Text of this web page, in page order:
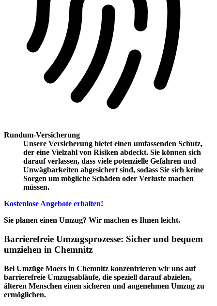
Rundum-Versicherung
Unsere Versicherung bietet einen umfassenden Schutz,
der eine Vielzahl von Risiken abdeckt. Sie können sich
darauf verlassen, dass viele potenzielle Gefahren und
Unwägbarkeiten abgesichert sind, sodass Sie sich keine
Sorgen um mögliche Schäden oder Verluste machen
müssen.
Kostenlose Angebote erhalten!
Sie planen einen Umzug? Wir machen es Ihnen leicht.
Barrierefreie Umzugsprozesse: Sicher und bequem
umziehen in Chemnitz
Bei Umzüge Moers in Chemnitz konzentrieren wir uns auf
barrierefreie Umzugsabläufe, die speziell darauf abzielen,
älteren Menschen einen sicheren und angenehmen Umzug zu
ermöglichen.